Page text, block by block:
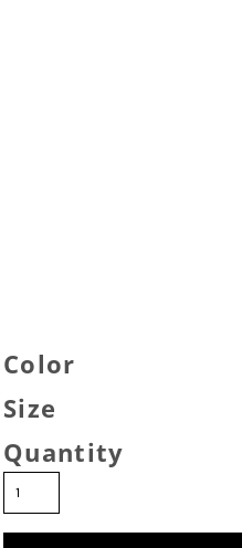
Color
Size
Quantity